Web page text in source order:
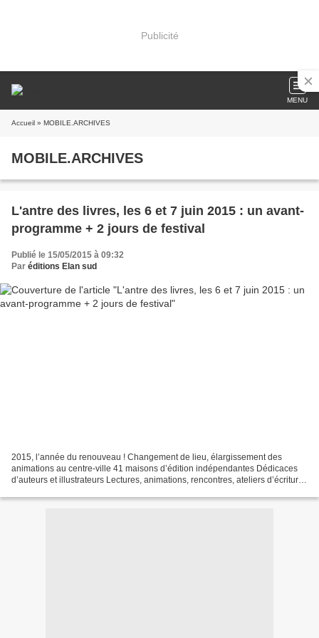
Publicité
MENU
Accueil » MOBILE.ARCHIVES
MOBILE.ARCHIVES
L'antre des livres, les 6 et 7 juin 2015 : un avant-
programme + 2 jours de festival
Publié le 15/05/2015 à 09:32
Par éditions Elan sud
2015, l’année du renouveau ! Changement de lieu, élargissement des
animations au centre-ville 41 maisons d’édition indépendantes Dédicaces
d’auteurs et illustrateurs Lectures, animations, rencontres, ateliers d’écriture,